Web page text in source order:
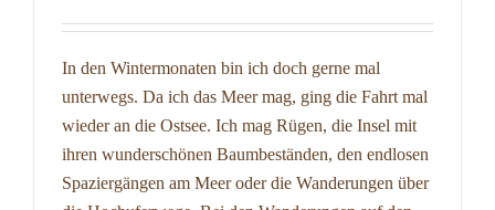
In den Wintermonaten bin ich doch gerne mal
unterwegs. Da ich das Meer mag, ging die Fahrt mal
wieder an die Ostsee. Ich mag Rügen, die Insel mit
ihren wunderschönen Baumbeständen, den endlosen
Spaziergängen am Meer oder die Wanderungen über